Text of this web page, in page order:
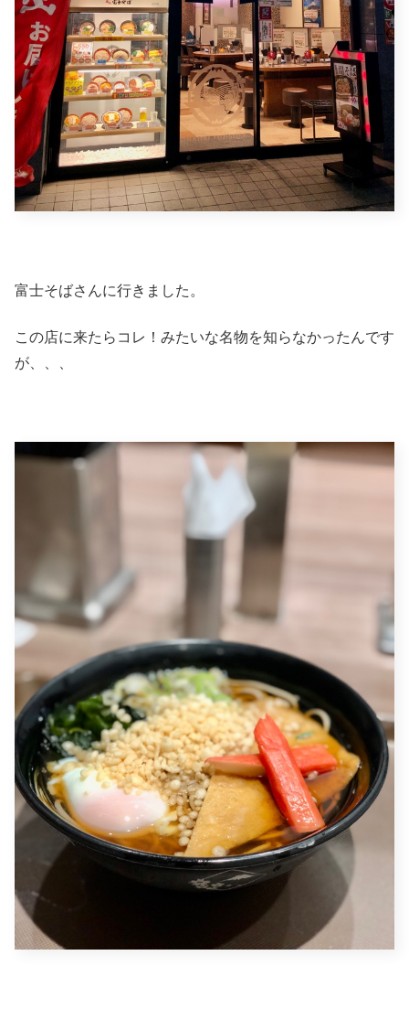
富士そばさんに行きました。
この店に来たらコレ！みたいな名物を知らなかったんです
が、、、